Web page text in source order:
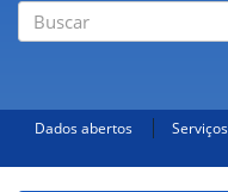
Dados abertos Serviços